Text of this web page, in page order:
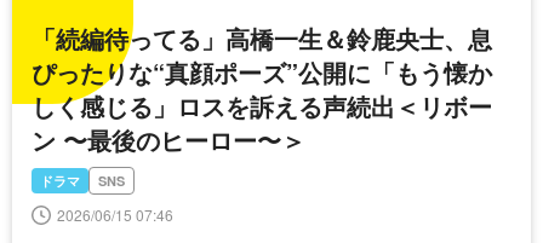
「続編待ってる」高橋一生＆鈴鹿央士、息
ぴったりな“真顔ポーズ”公開に「もう懐か
しく感じる」ロスを訴える声続出＜リボー
ン 〜最後のヒーロー〜＞
ドラマ SNS
2026/06/15 07:46